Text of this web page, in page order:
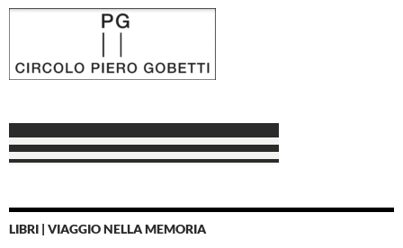
LIBRI | VIAGGIO NELLA MEMORIA